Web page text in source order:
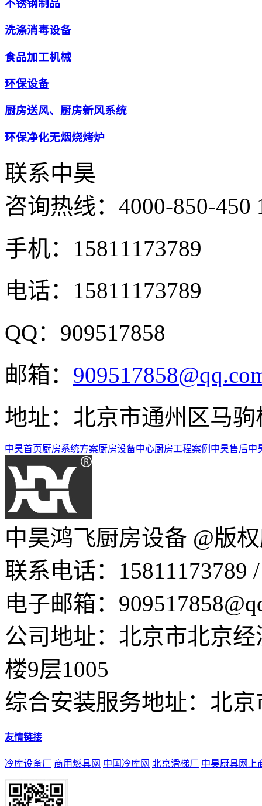
不锈钢制品
洗涤消毒设备
食品加工机械
环保设备
厨房送风、厨房新风系统
环保净化无烟烧烤炉
联系中昊
咨询热线： 4000-850-450
手机：15811173789
电话：15811173789
QQ：909517858
邮箱：
地址：北京市通州区马
中昊首页厨房系统方案厨房设备中心厨房工程案例 中昊售后中
中昊鸿飞厨房设备 @版
联系电话：15811173789
电子邮箱：
公司地址：北京市北京
楼9层1005
综合安装服务地址：北
友情链接
冷库设备厂 商用燃具网 中国冷库网 北京滑梯厂 中昊厨具网上